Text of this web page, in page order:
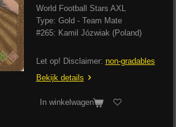
World Football Stars AXL
Type: Gold - Team Mate
#265: Kamil Józwiak (Poland)
Let op! Disclaimer: non-gradables
Bekijk details
In winkelwagen